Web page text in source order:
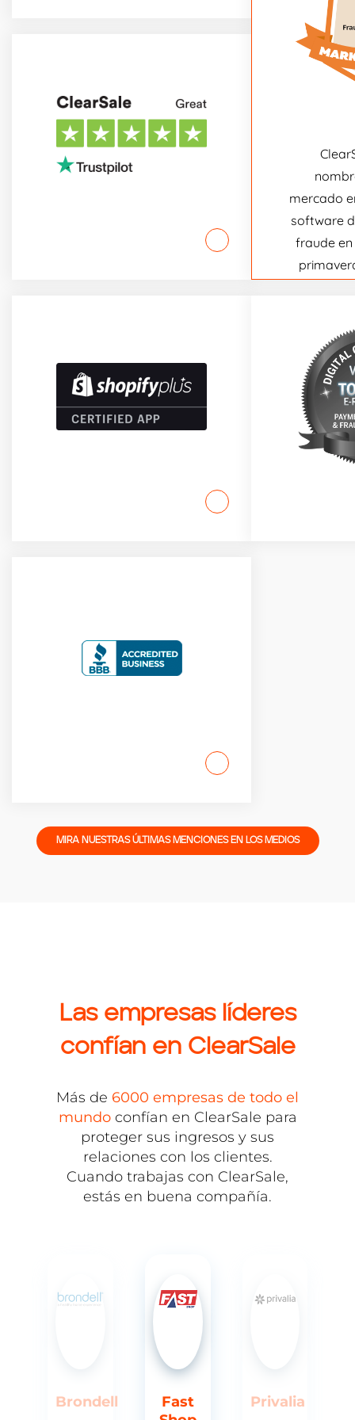
mercado
software
fraude
MIRA NUESTRAS ÚLTIMAS MENCIONES EN LOS MEDIOS
Las empresas líderes
confían en ClearSale
Más de 6000 empresas de todo el
mundoconfían en ClearSale para
proteger sus ingresos y sus
relaciones con los clientes.
Cuando trabajas con ClearSale,
estás en buena compañía.
Brondell
Fast
Privalia